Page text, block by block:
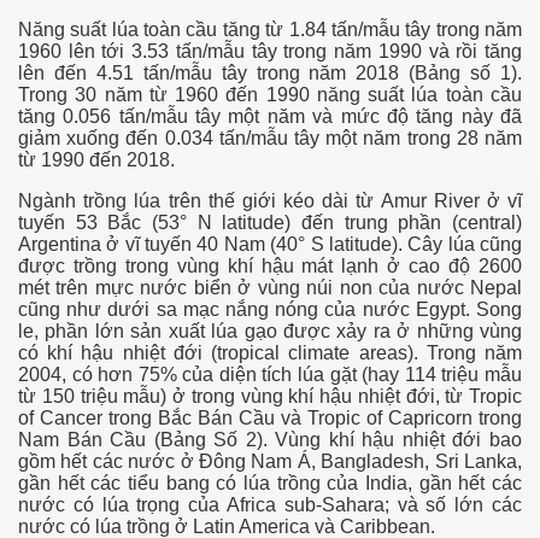
Năng suất lúa toàn cầu tăng từ 1.84 tấn/mẫu tây trong năm
1960 lên tới 3.53 tấn/mẫu tây trong năm 1990 và rồi tăng
lên đến 4.51 tấn/mẫu tây trong năm 2018 (Bảng số 1).
Trong 30 năm từ 1960 đến 1990 năng suất lúa toàn cầu
tăng 0.056 tấn/mẫu tây một năm và mức độ tăng này đã
giảm xuống đến 0.034 tấn/mẫu tây một năm trong 28 năm
từ 1990 đến 2018.
Ngành trồng lúa trên thế giới kéo dài từ Amur River ở vĩ
tuyến 53 Bắc (53° N latitude) đến trung phần (central)
Argentina ở vĩ tuyến 40 Nam (40° S latitude). Cây lúa cũng
được trồng trong vùng khí hậu mát lạnh ở cao độ 2600
mét trên mực nước biển ở vùng núi non của nước Nepal
cũng như dưới sa mạc nắng nóng của nước Egypt. Song
le, phần lớn sản xuất lúa gạo được xảy ra ở những vùng
có khí hậu nhiệt đới (tropical climate areas). Trong năm
2004, có hơn 75% của diện tích lúa gặt (hay 114 triệu mẫu
từ 150 triệu mẫu) ở trong vùng khí hậu nhiệt đới, từ Tropic
of Cancer trong Bắc Bán Cầu và Tropic of Capricorn trong
Nam Bán Cầu (Bảng Số 2). Vùng khí hậu nhiệt đới bao
gồm hết các nước ở Đông Nam Á, Bangladesh, Sri Lanka,
gần hết các tiểu bang có lúa trồng của India, gần hết các
nước có lúa trọng của Africa sub-Sahara; và số lớn các
nước có lúa trồng ở Latin America và Caribbean.
VN
1
2